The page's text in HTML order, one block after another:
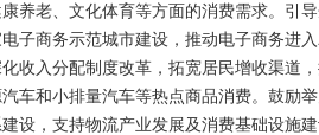
养老、文化体育等方面的消费需求。引
子商务示范城市建设，推动电子商务进
收入分配制度改革，拓宽居民增收渠道
车和小排量汽车等热点商品消费。鼓励
设，支持物流产业发展及消费基础设施